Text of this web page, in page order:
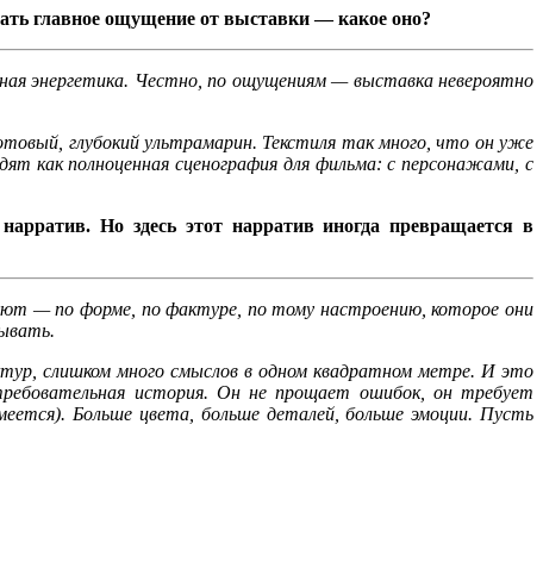
главное ощущение от выставки — какое оно?
энергетика. Честно, по ощущениям — выставка невероятно
глубокий ультрамарин. Текстиля так много, что он уже
как полноценная сценография для фильма: с персонажами, с
Но здесь этот нарратив иногда превращается в
— по форме, по фактуре, по тому настроению, которое они
слишком много смыслов в одном квадратном метре. И это
история. Он не прощает ошибок, он требует
Больше цвета, больше деталей, больше эмоции. Пусть